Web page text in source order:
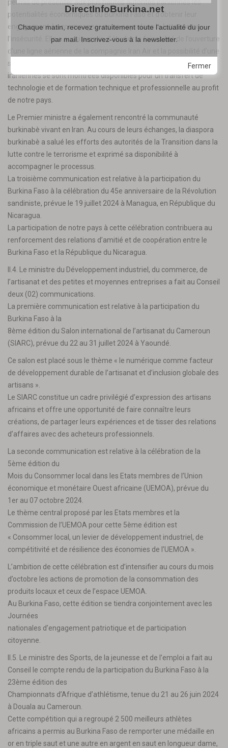
permis de présenter aux plus hautes autorités iraniennes les
potentialités économiques du Burkina Faso et d’obtenir leur
engagement à accompagner notre pays dans la lutte contre
l’insécurité. Elle a aussi permis d’étudier la faisabilité de l’ouverture
d’une ligne aérienne de la compagnie Iran Air et la possibilité d’une
suppression totale de visa entre nos deux pays. Les autorités
iraniennes se sont montrées disponibles pour un transfert de
technologie et de formation technique et professionnelle au profit
de notre pays.
Le Premier ministre a également rencontré la communauté
burkinabè vivant en Iran. Au cours de leurs échanges, la diaspora
burkinabè a salué les efforts des autorités de la Transition dans la
lutte contre le terrorisme et exprimé sa disponibilité à
accompagner le processus.
La troisième communication est relative à la participation du
Burkina Faso à la célébration du 45e anniversaire de la Révolution
sandiniste, prévue le 19 juillet 2024 à Managua, en République du
Nicaragua.
La participation de notre pays à cette célébration contribuera au
renforcement des relations d’amitié et de coopération entre le
Burkina Faso et la République du Nicaragua.
II.4. Le ministre du Développement industriel, du commerce, de
l’artisanat et des petites et moyennes entreprises a fait au Conseil
deux (02) communications.
La première communication est relative à la participation du
Burkina Faso à la
8ème édition du Salon international de l’artisanat du Cameroun
(SIARC), prévue du 22 au 31 juillet 2024 à Yaoundé.
Ce salon est placé sous le thème « le numérique comme facteur
de développement durable de l’artisanat et d’inclusion globale des
artisans ».
Le SIARC constitue un cadre privilégié d’expression des artisans
africains et offre une opportunité de faire connaître leurs
créations, de partager leurs expériences et de tisser des relations
d’affaires avec des acheteurs professionnels.
La seconde communication est relative à la célébration de la
5ème édition du
Mois du Consommer local dans les Etats membres de l’Union
économique et monétaire Ouest africaine (UEMOA), prévue du
1er au 07 octobre 2024.
Le thème central proposé par les Etats membres et la
Commission de l’UEMOA pour cette 5ème édition est
« Consommer local, un levier de développement industriel, de
compétitivité et de résilience des économies de l’UEMOA ».
L’ambition de cette célébration est d’intensifier au cours du mois
d’octobre les actions de promotion de la consommation des
produits locaux et ceux de l’espace UEMOA.
Au Burkina Faso, cette édition se tiendra conjointement avec les
Journées
nationales d’engagement patriotique et de participation
citoyenne.
II.5. Le ministre des Sports, de la jeunesse et de l’emploi a fait au
Conseil le compte rendu de la participation du Burkina Faso à la
23ème édition des
Championnats d’Afrique d’athlétisme, tenue du 21 au 26 juin 2024
à Douala au Cameroun.
Cette compétition qui a regroupé 2 500 meilleurs athlètes
africains a permis au Burkina Faso de remporter une médaille en
or en triple saut et une autre en argent en saut en longueur dame,
Fermer
DirectInfoBurkina.net
Chaque matin, recevez gratuitement toute l'actualité du jour
par mail. Inscrivez-vous à la newsletter.